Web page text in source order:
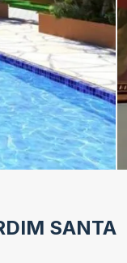
SANTA